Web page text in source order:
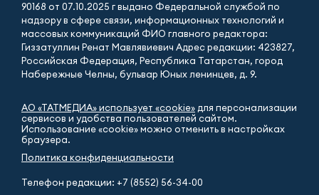
90168 от 07.10.2025 г выдано Федеральной службой по
надзору в сфере связи, информационных технологий и
массовых коммуникаций ФИО главного редактора:
Гиззатуллин Ренат Мавлявиевич Адрес редакции: 423827,
Российская Федерация, Республика Татарстан, город
Набережные Челны, бульвар Юных ленинцев, д. 9.
АО «ТАТМЕДИА» использует «cookie» для персонализации
сервисов и удобства пользователей сайтом.
Использование «cookie» можно отменить в настройках
браузера.
Политика конфиденциальности
Телефон редакции: +7 (8552) 56-34-00